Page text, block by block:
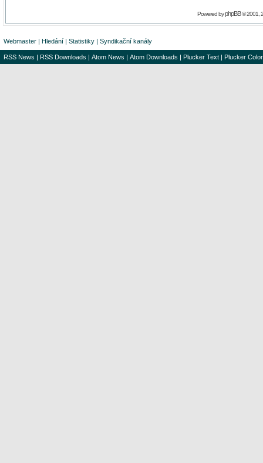
Powered byphpBB© 2001,
Webmaster | Hledání | Statistiky | Syndikační kanály
RSS News | RSS Downloads | Atom News | Atom Downloads | Plucker Text | Plucker Color